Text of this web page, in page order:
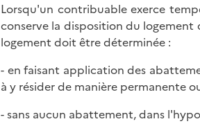
Lorsqu'un contribuable exerce
conserve la disposition du
logement doit être déterminée :
- en faisant application des
à y résider de manière permanente
- sans aucun abattement, dans